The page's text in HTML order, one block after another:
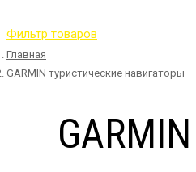
Фильтр товаров
Главная
GARMIN туристические навигаторы